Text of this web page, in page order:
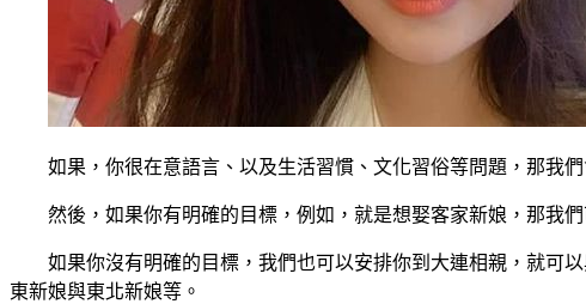
如果，你很在意語言、以及生活習慣、文化習俗等問題，那我
然後，如果你有明確的目標，例如，就是想娶客家新娘，那我
如果你沒有明確的目標，我們也可以安排你到大連相親，就可
東新娘與東北新娘等。